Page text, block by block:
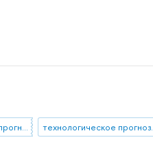
отраслевые центры прогнозирования